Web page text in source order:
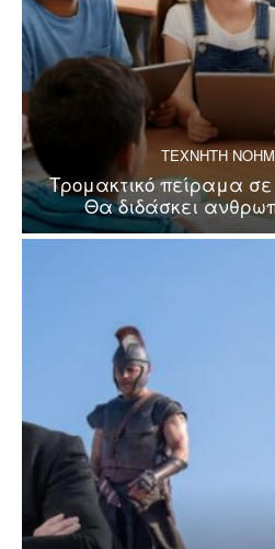
ΤΕΧΝΗΤΗ
Τρομακτικό πείραμα
Θα διδάσκει